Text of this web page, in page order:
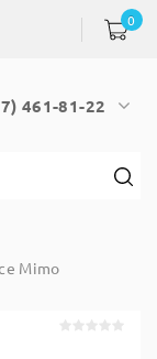
461-81-22
0
Mimo